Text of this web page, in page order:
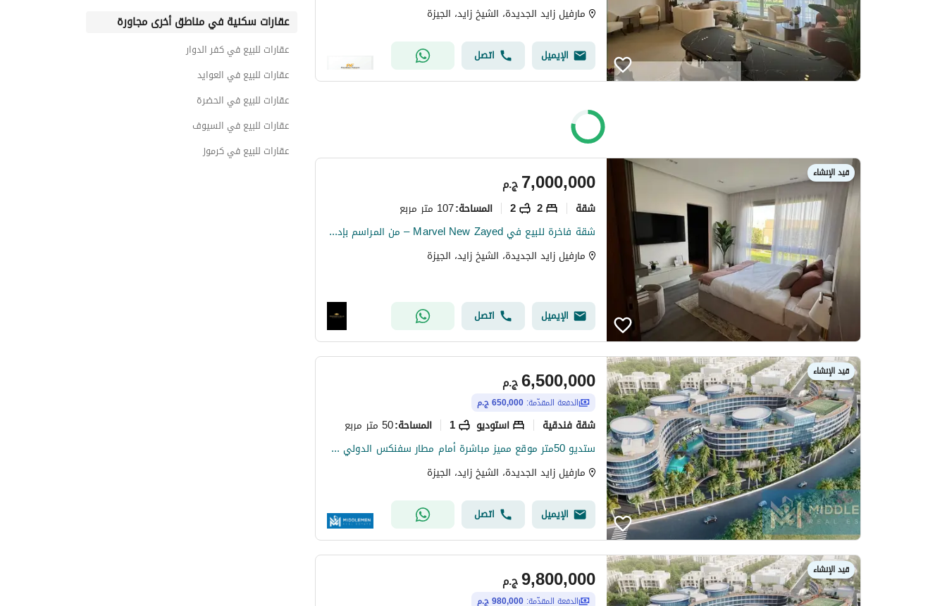
مارفيل زايد الجديدة، الشيخ زايد، الجيزة
الإيميل اتصل
قيد الإنشاء
ج.م7,000,000
شقة 2
2 المساحة:107 متر مربع
شقة فاخرة للبيع في Marvel New Zayed – من المراسم بإدارة Rotana العالمية | مفروشة بالكامل وجاهزة للاستثمار
مارفيل زايد الجديدة، الشيخ زايد، الجيزة
الإيميل اتصل
قيد الإنشاء
ج.م6,500,000
الدفعة المقدّمة: 650,000 ج.م
شقة فندقية استوديو 1 المساحة:50 متر مربع
ستديو 50متر موقع مميز مباشرة أمام مطار سفنكس الدولي متشطب بالكامل ومفروش اقل سعر في فيفث سكوير المراسم القاهره الجديده fifth square
مارفيل زايد الجديدة، الشيخ زايد، الجيزة
الإيميل اتصل
قيد الإنشاء
ج.م9,800,000
الدفعة المقدّمة: 980,000 ج.م
عقارات للبيع في كيو هيلز
عقارات للبيع في كومباوند فاي سوديك
عقارات للبيع في كومباوند كارميل
عقارات سكنية في مناطق أخرى مجاورة
عقارات للبيع في كفر الدوار
عقارات للبيع في العوايد
عقارات للبيع في الحضرة
عقارات للبيع في السيوف
عقارات للبيع في كرموز